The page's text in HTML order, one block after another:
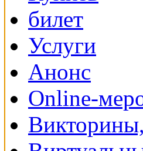
Услуги
Анонс
Online-